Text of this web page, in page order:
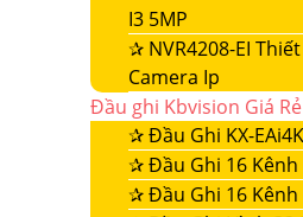
I3 5MP
✰ NVR4208-EI
Camera Ip
Đầu ghi Kbvision Giá Rẻ
✰Đầu Ghi KX-
✰Đầu Ghi 16 Kênh
✰Đầu Ghi 16 Kênh